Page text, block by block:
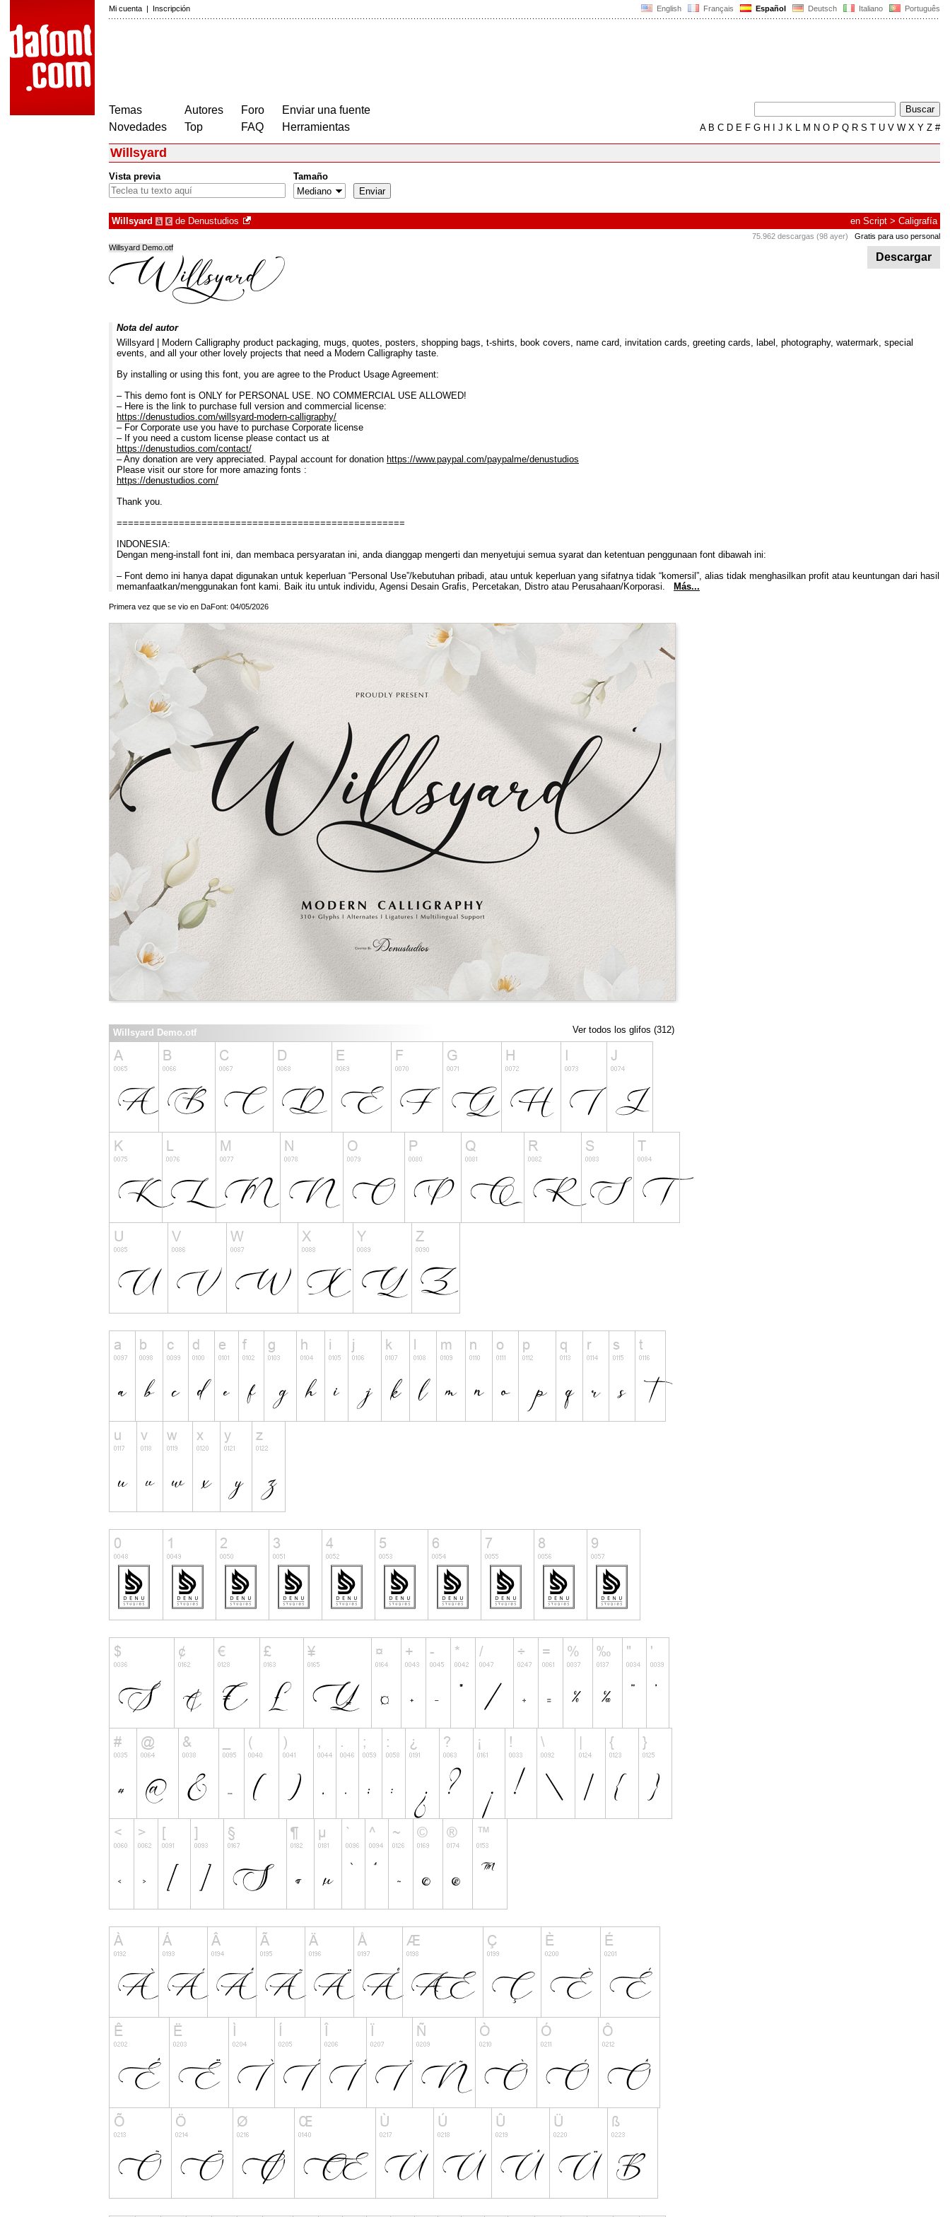
English Français Español Deutsch Italiano Português
Mi cuenta | Inscripción
Temas
Novedades
Autores
Top
Foro
FAQ
Enviar una fuente
Herramientas
AB C D E F G H J K L M N O P Q R S T U V W X Y Z #
Willsyard
Vista previa Tamaño
Willsyard à € de Denustudios en Script > Caligrafía
75.962 descargas (98 ayer) Gratis para uso personal
Descargar
Willsyard Demo.otf
Nota del autor
Willsyard | Modern Calligraphy product packaging, mugs, quotes, posters, shopping bags, t-shirts, book covers, name card, invitation cards, greeting cards, label, photography, watermark, special
events, and all your other lovely projects that need a Modern Calligraphy taste.
By installing or using this font, you are agree to the Product Usage Agreement:
– This demo font is ONLY for PERSONAL USE. NO COMMERCIAL USE ALLOWED!
– Here is the link to purchase full version and commercial license:
https://denustudios.com/willsyard-modern-calligraphy/
– For Corporate use you have to purchase Corporate license
– If you need a custom license please contact us at
https://denustudios.com/contact/
– Any donation are very appreciated. Paypal account for donation https://www.paypal.com/paypalme/denustudios
Please visit our store for more amazing fonts :
https://denustudios.com/
Thank you.
===================================================
INDONESIA:
Dengan meng-install font ini, dan membaca persyaratan ini, anda dianggap mengerti dan menyetujui semua syarat dan ketentuan penggunaan font dibawah ini:
– Font demo ini hanya dapat digunakan untuk keperluan “Personal Use”/kebutuhan pribadi, atau untuk keperluan yang sifatnya tidak “komersil”, alias tidak menghasilkan profit atau keuntungan dari hasil
memanfaatkan/menggunakan font kami. Baik itu untuk individu, Agensi Desain Grafis, Percetakan, Distro atau Perusahaan/Korporasi.
Más...
Primera vez que se vio en DaFont: 04/05/2026
Ver todos los glifos (312)
Willsyard Demo.otf